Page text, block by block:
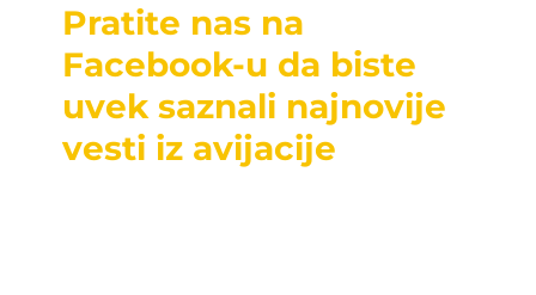
Pratite nas na
Facebook-u da biste
uvek saznali najnovije
vesti iz avijacije